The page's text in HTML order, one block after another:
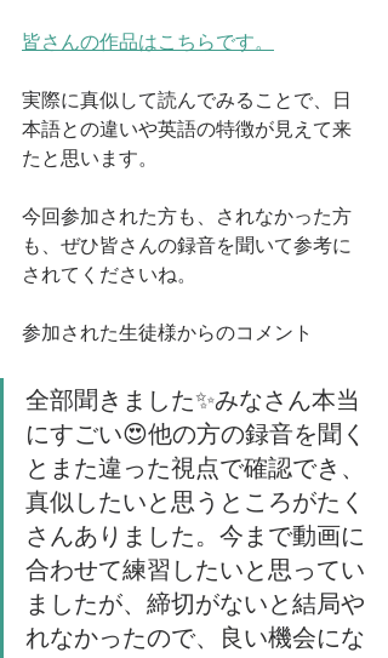
皆さんの作品はこちらです。
実際に真似して読んでみることで、日
本語との違いや英語の特徴が見えて来
たと思います。
今回参加された方も、されなかった方
も、ぜひ皆さんの録音を聞いて参考に
されてくださいね。
参加された生徒様からのコメント
全部聞きました✨みなさん本当
にすごい😍他の方の録音を聞く
とまた違った視点で確認でき、
真似したいと思うところがたく
さんありました。今まで動画に
合わせて練習したいと思ってい
ましたが、締切がないと結局や
れなかったので、良い機会にな